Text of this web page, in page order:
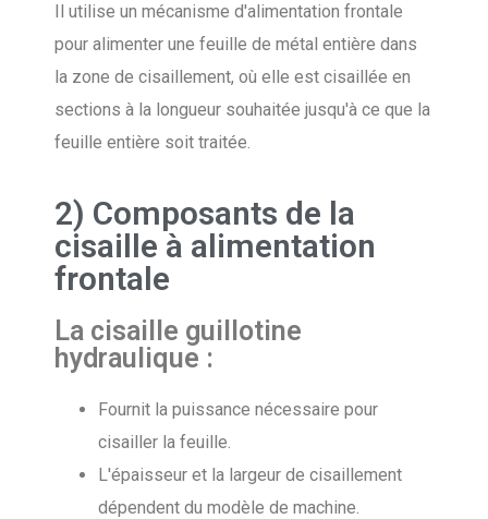
Il utilise un mécanisme d'alimentation frontale
pour alimenter une feuille de métal entière dans
la zone de cisaillement, où elle est cisaillée en
sections à la longueur souhaitée jusqu'à ce que la
feuille entière soit traitée.
2) Composants de la
cisaille à alimentation
frontale
La cisaille guillotine
hydraulique :
Fournit la puissance nécessaire pour
cisailler la feuille.
L'épaisseur et la largeur de cisaillement
dépendent du modèle de machine.